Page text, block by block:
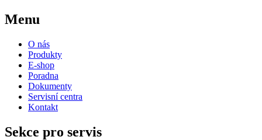
Menu
O nás
Produkty
E-shop
Poradna
Dokumenty
Servisní centra
Kontakt
Sekce pro servis